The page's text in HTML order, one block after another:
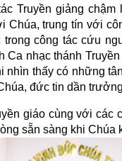
Truyền giảng
Chúa, trung tín với
công tác cứu
nhạc thánh
thấy có những
đức tin dần
giáo cùng với các
sẵn sàng khi